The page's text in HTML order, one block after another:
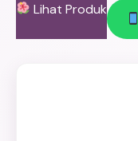
Lihat Produk